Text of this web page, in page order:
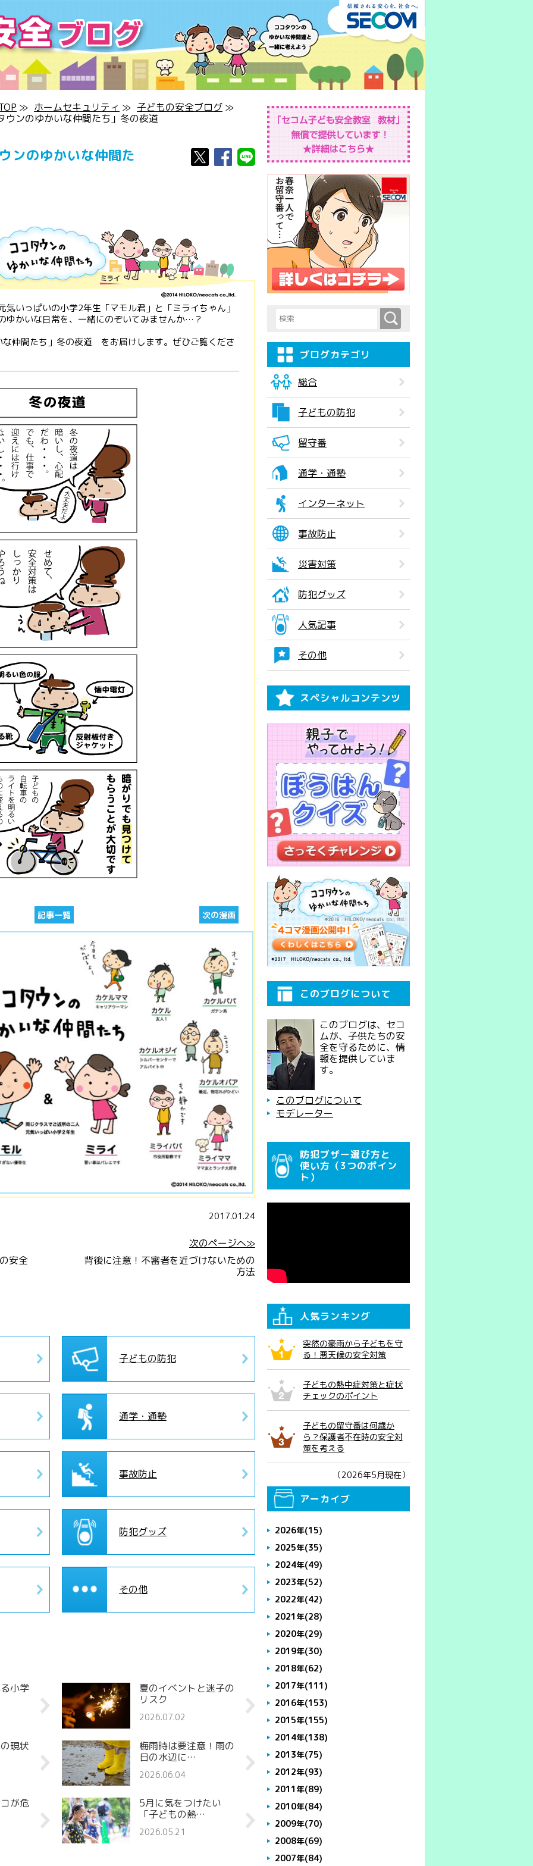
≫ ホームセキュリティ ≫ 子どもの安全ブログ ≫
ウンのゆかいな仲間たち」冬の夜道
ンのゆかいな仲間た
いっぱいの小学2年生「マモル君」と「ミライちゃん」
ゆかいな日常を、一緒にのぞいてみませんか…？
仲間たち」冬の夜道 をお届けします。ぜひご覧くださ
記事一覧 次の漫画
2017.01.24
次のページへ≫
安全
背後に注意！不審者を近づけないための
方法
子どもの防犯
通学・通塾
事故防止
防犯グッズ
その他
小学
夏のイベントと迷子の
リスク
2026.07.02
現状
梅雨時は要注意！雨の
日の水辺に…
2026.06.04
が危
5月に気をつけたい
「子どもの熱…
2026.05.21
検索キーワード入力 検索
ブログカテゴリ
総合
子どもの防犯
留守番
通学・通塾
インターネット
事故防止
災害対策
防犯グッズ
人気記事
その他
スペシャルコンテンツ
このブログについて
このブログは、セコ
ムが、子供たちの安
全を守るために、情
報を提供していま
す。
このブログについて
モデレーター
防犯ブザー選び方と
使い方（3つのポイン
ト）
人気ランキング
突然の豪雨から子どもを守
る！悪天候の安全対策
子どもの熱中症対策と症状
チェックのポイント
子どもの留守番は何歳か
ら？保護者不在時の安全対
策を考える
（2026年5月現在）
アーカイブ
2026年(15)
2025年(35)
2024年(49)
2023年(52)
2022年(42)
2021年(28)
2020年(29)
2019年(30)
2018年(62)
2017年(111)
2016年(153)
2015年(155)
2014年(138)
2013年(75)
2012年(93)
2011年(89)
2010年(84)
2009年(70)
2008年(69)
2007年(84)